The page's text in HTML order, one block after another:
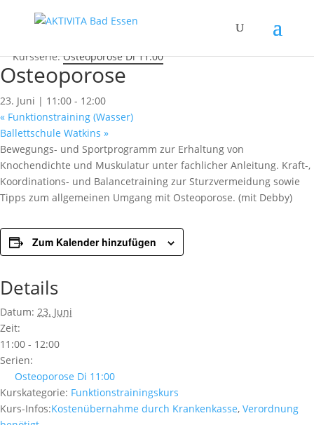
« Alle Kurse
Kursserie:Osteoporose Di 11:00
Osteoporose
23. Juni | 11:00 - 12:00
« Funktionstraining (Wasser)
Ballettschule Watkins »
Bewegungs- und Sportprogramm zur Erhaltung von
Knochendichte und Muskulatur unter fachlicher Anleitung. Kraft-,
Koordinations- und Balancetraining zur Sturzvermeidung sowie
Tipps zum allgemeinen Umgang mit Osteoporose. (mit Debby)
Zum Kalender hinzufügen
Details
Datum: 23. Juni
Zeit:
11:00 - 12:00
Serien:
Osteoporose Di 11:00
Kurskategorie: Funktionstrainingskurs
Kurs-Infos:Kostenübernahme durch Krankenkasse, Verordnung